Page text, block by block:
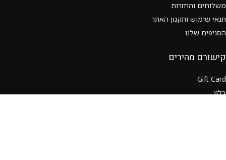
משלוחים והחזרות
תנאי שימוש ותקנון האתר
הסניפים שלנו
קישורם מהירים
Gift Card
בלוג